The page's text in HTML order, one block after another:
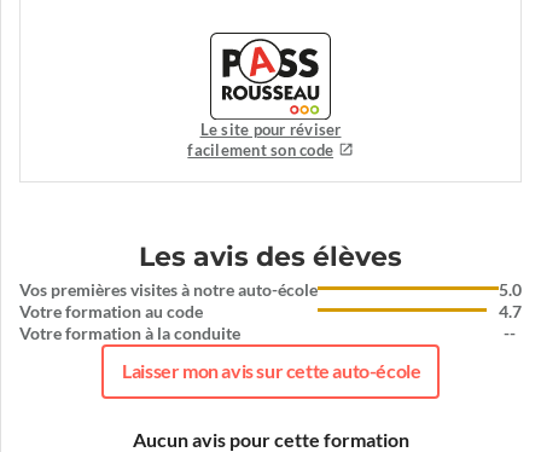
Le site pour réviser
facilement son code
Les avis des élèves
Vos premières visites à notre auto-école
Votre formation au code
Votre formation à la conduite
5.0
4.7
--
Laisser mon avis sur cette auto-école
Aucun avis pour cette formation